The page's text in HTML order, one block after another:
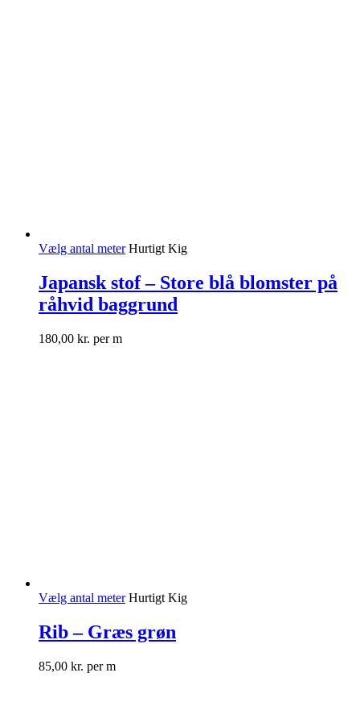
Vælg antal meter Hurtigt Kig
Japansk stof – Store blå blomster på
råhvid baggrund
180,00 kr. per m
Vælg antal meter Hurtigt Kig
Rib – Græs grøn
85,00 kr. per m